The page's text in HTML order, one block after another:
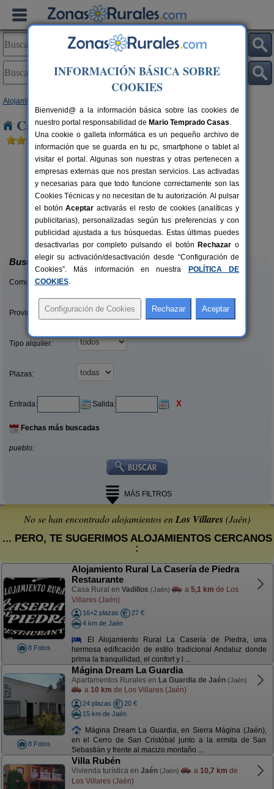
Alojamientos
Casas Rurales cerca de Los Villares
15-20+7 pers.
desde25 €
Alojamiento Los Valeros
Beas de Segura (Jaén)
Buscar
Comunidades:
Provincias/Islas:
Tipo alquiler:
Plazas:
Entrada: Salida: X
Fechas más buscadas
pueblo:
MÁS FILTROS
No se han encontrado alojamientos enLos Villares(Jaén)
... PERO, TE SUGERIMOS ALOJAMIENTOS CERCANOS
:
8 Fotos
Alojamiento Rural La Casería de Piedra
Restaurante
Casa Rural en Vadillos (Jaén) a 5,1 km de Los
Villares (Jaén)
16+2 plazas
27 €
4 km de Jaén
El Alojamiento Rural La Casería de Piedra, una
hermosa edificación de estilo tradicional Andaluz donde
prima la tranquilidad, el confort y l ...
8 Fotos
Mágina Dream La Guardia
Apartamentos Rurales en La Guardia de Jaén (Jaén)
a 10 km de Los Villares (Jaén)
24 plazas
20 €
15 km de Jaén
Mágina Dream La Guardia, en Sierra Mágina (Jaén),
en el Cerro de San Cristóbal junto a la ermita de San
Sebastián y frente al macizo montaño ...
Villa Rubén
Vivienda turística en Jaén (Jaén) a 10,7 km de
Los Villares (Jaén)
INFORMACIÓN BÁSICA SOBRE
COOKIES
Bienvenid@ a la información básica sobre las cookies de
nuestro portal responsabilidad de Mario Temprado Casas.
Una cookie o galleta informática es un pequeño archivo de
información que se guarda en tu pc, smartphone o tablet al
visitar el portal. Algunas son nuestras y otras pertenecen a
empresas externas que nos prestan servicios. Las activadas
y necesarias para que todo funcione correctamente son las
Cookies Técnicas y no necesitan de tu autorización. Al pulsar
el botónAceptar activarás el resto de cookies (analíticas y
publicitarias), personalizadas según tus preferencias y con
publicidad ajustada a tus búsquedas. Estas últimas puedes
desactivarlas por completo pulsando el botón Rechazar o
elegir su activación/desactivación desde “Configuración de
Cookies”. Más información en nuestra
POLÍTICA DE
COOKIES.